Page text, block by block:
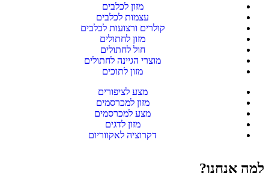
מזון לכלבים
עצמות לכלבים
קולרים ורצועות לכלבים
מזון לחתולים
חול לחתולים
מוצרי הגיינה לחתולים
מזון לתוכים
מצע לציפורים
מזון למכרסמים
מצע למכרסמים
מזון לדגים
דקרוציה לאקווריום
למה אנחנו?